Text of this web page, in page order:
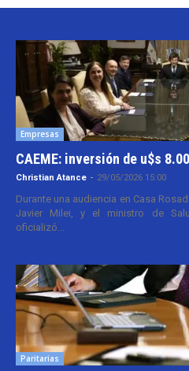
Empresas
CAEME: inversión de u$s
Christian Atance - 29/05/2026 15:00
Durante una audiencia en Casa
Javier Milei, y el ministro de
oficializó...
Paritarias